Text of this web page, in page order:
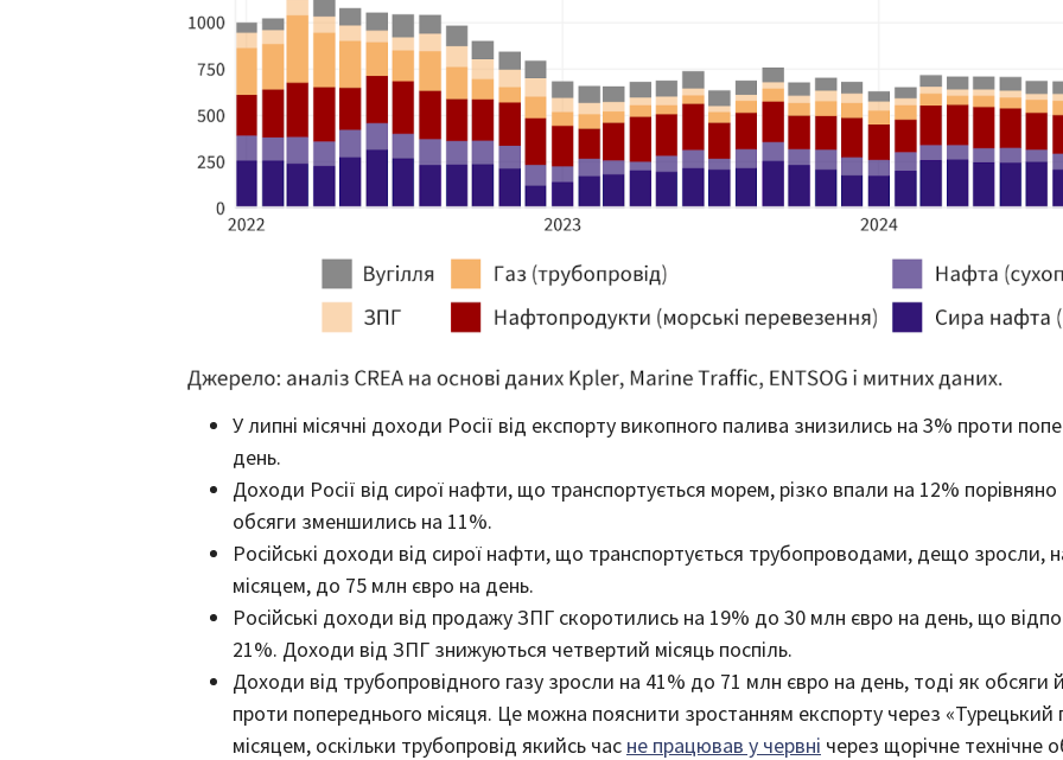
У липні місячні доходи Росії від експорту викопного палива знизились на 3% проти
день.
Доходи Росії від сирої нафти, що транспортується морем, різко впали на 12%
обсяги зменшились на 11%.
Російські доходи від сирої нафти, що транспортується трубопроводами, дещо зросли,
місяцем, до 75 млн євро на день.
Російські доходи від продажу ЗПГ скоротились на 19% до 30 млн євро на день, що
21%. Доходи від ЗПГ знижуються четвертий місяць поспіль.
Доходи від трубопровідного газу зросли на 41% до 71 млн євро на день, тоді як обсяги
проти попереднього місяця. Це можна пояснити зростанням експорту через «Турецький
місяцем, оскільки трубопровід якийсь час не працював у червні через щорічне технічне